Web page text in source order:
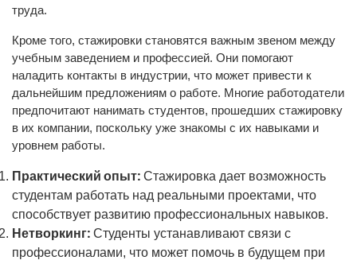
труда.
Кроме того, стажировки становятся важным звеном между
учебным заведением и профессией. Они помогают
наладить контакты в индустрии, что может привести к
дальнейшим предложениям о работе. Многие работодатели
предпочитают нанимать студентов, прошедших стажировку
в их компании, поскольку уже знакомы с их навыками и
уровнем работы.
Практический опыт: Стажировка дает возможность
студентам работать над реальными проектами, что
способствует развитию профессиональных навыков.
Нетворкинг: Студенты устанавливают связи с
профессионалами, что может помочь в будущем при